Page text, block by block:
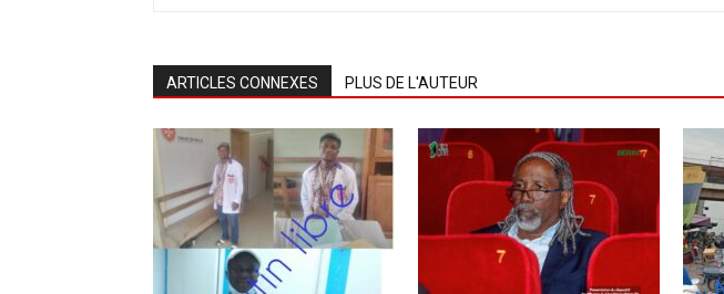
ARTICLES CONNEXES PLUS DE L'AUTEUR